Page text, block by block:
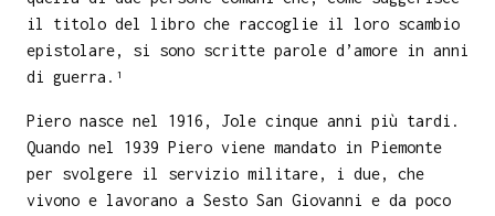
il titolo del libro che raccoglie il loro scambio
epistolare, si sono scritte parole d’amore in anni
di guerra.¹
Piero nasce nel 1916, Jole cinque anni più tardi.
Quando nel 1939 Piero viene mandato in Piemonte
per svolgere il servizio militare, i due, che
vivono e lavorano a Sesto San Giovanni e da poco